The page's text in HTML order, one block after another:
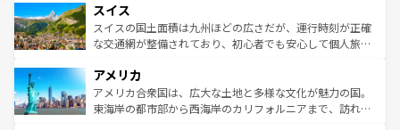
れる地方に足を運ぶとそれぞれで全く異なる文化を体験で
きるだろう。 なお、新着のフランス情報はコンテンツ一覧
を参照してほしい。
は、お酒好きな人にはぜひ体験してほしい。 なお、新着の
ドイツ情報はコンテンツ一覧を参照してほしい。
リアごとに異なる魅力がある。また、優雅なアフタヌーン
ティー、ビール好きにはたまらない英国パブ、サッカー観
戦など、本場だからこそできる体験も豊富。イギリスを旅
ンツ一覧を参照してほしい。
スイス
スイスの国土面積は九州ほどの広さだが、運行時刻が正確
な交通網が整備されており、初心者でも安心して個人旅行
の建物がそのまま残る町や、スイスならではのユニークな
博物館もあり、アルプス観光だけでなく町歩きも満喫する
ことができる。国民の所得が高いため物価も高いが、旅行
アメリカ
アメリカ合衆国は、広大な土地と多様な文化が魅力の国。
東海岸の都市部から西海岸のカリフォルニアまで、訪れる